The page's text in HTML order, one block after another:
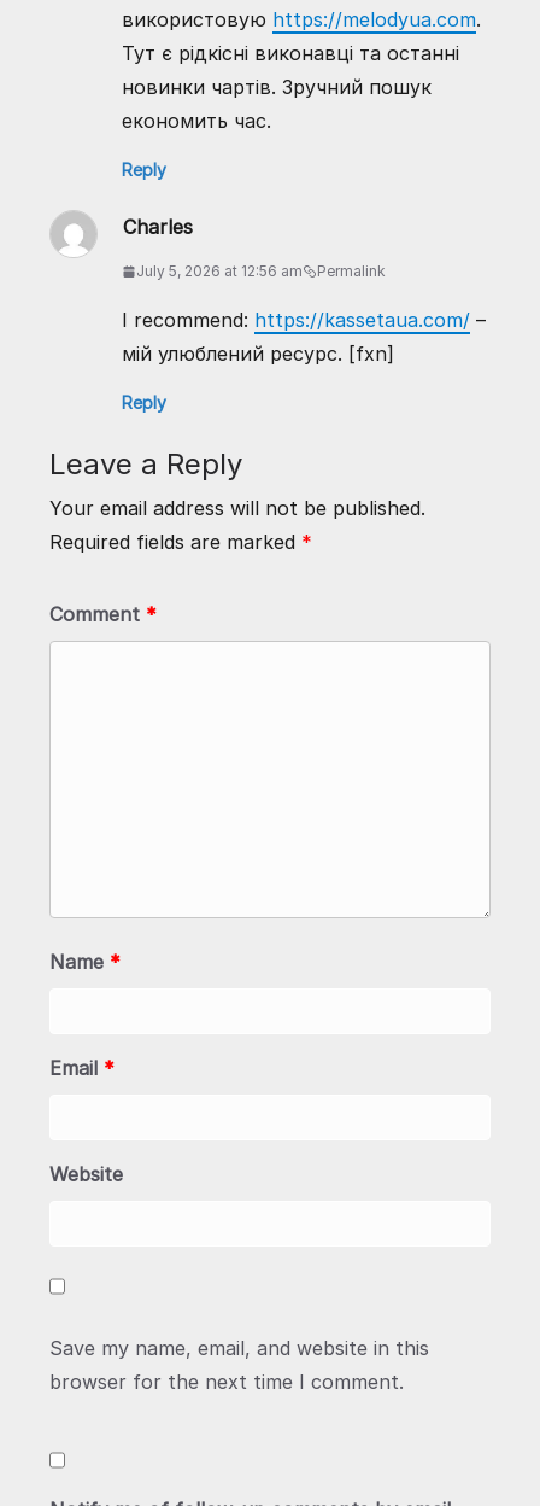
використовую https://melodyua.com.
Тут є рідкісні виконавці та останні
новинки чартів. Зручний пошук
економить час.
Reply
Charles
July 5, 2026 at 12:56 am Permalink
I recommend: https://kassetaua.com/ –
мій улюблений ресурс. [fxn]
Reply
Leave a Reply
Your email address will not be published.
Required fields are marked *
Comment *
Name *
Email *
Website
Save my name, email, and website in this
browser for the next time I comment.